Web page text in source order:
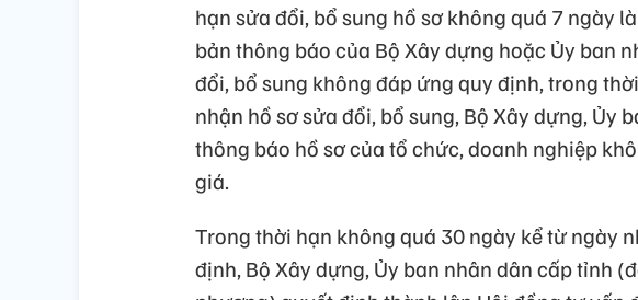
hạn sửa đổi, bổ sung hồ sơ không quá 7 ngày
bản thông báo của Bộ Xây dựng hoặc Ủy ban
đổi, bổ sung không đáp ứng quy định, trong
nhận hồ sơ sửa đổi, bổ sung, Bộ Xây dựng, Ủy
thông báo hồ sơ của tổ chức, doanh nghiệp
giá.
Trong thời hạn không quá 30 ngày kể từ ngày
định, Bộ Xây dựng, Ủy ban nhân dân cấp tỉnh